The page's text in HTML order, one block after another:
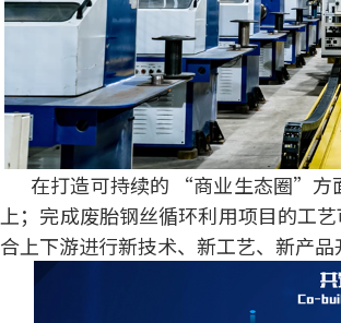
在打造可持续的 “商业生态圈”方
上；完成废胎钢丝循环利用项目的工
合上下游进行新技术、新工艺、新产品